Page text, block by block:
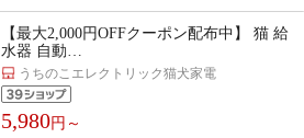
【最大2,000円OFFクーポン配布中】 猫 給
水器 自動…
うちのこエレクトリック猫犬家電
5,980円～